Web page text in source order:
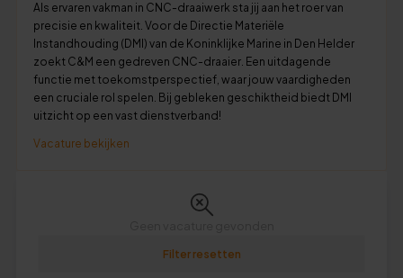
Als ervaren vakman in CNC-draaiwerk sta jij aan het roer van
precisie en kwaliteit. Voor de Directie Materiële
Instandhouding (DMI) van de Koninklijke Marine in Den Helder
zoekt C&M een gedreven CNC-draaier. Een uitdagende
functie met toekomstperspectief, waar jouw vaardigheden
een cruciale rol spelen. Bij gebleken geschiktheid biedt DMI
uitzicht op een vast dienstverband!
Vacature bekijken
Filter resetten